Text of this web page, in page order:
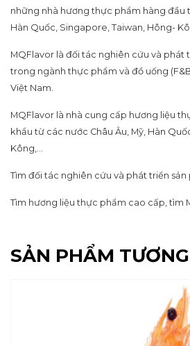
những nhà hương thực phẩm hàng đầu
Hàn Quốc, Singapore, Taiwan, Hông-
MQFlavor là đối tác nghiên cứu và phát
trong ngành thực phẩm và đồ uống
Việt Nam.
MQFlavor là nhà cung cấp hương liệu
khẩu từ các nước Châu Âu, Mỹ, Hàn
Kông,…
Tìm đối tác nghiên cứu và phát triển
Tìm hương liệu thực phẩm cao cấp, tìm
SẢN PHẨM